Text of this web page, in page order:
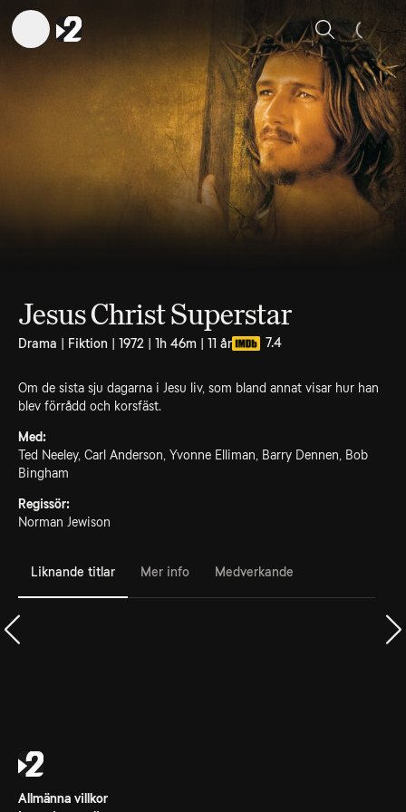
Sök
Jesus Christ Superstar
Drama | Fiktion | 1972 | 1h 46m | 11 år 7.4
Om de sista sju dagarna i Jesu liv, som bland annat visar hur han
blev förrådd och korsfäst.
Med:
Ted Neeley, Carl Anderson, Yvonne Elliman, Barry Dennen, Bob
Bingham
Regissör:
Norman Jewison
Liknande titlar Mer info Medverkande
Allmänna villkor